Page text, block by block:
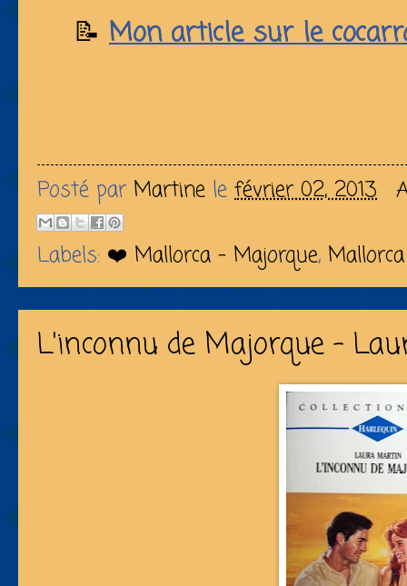
📝 Mon article sur le
Posté par Martine le février 02, 2013
Labels: ❤️ Mallorca - Majorque,
L'inconnu de Majorque -